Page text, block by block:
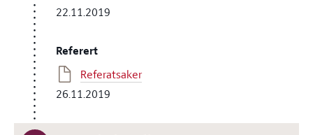
22.11.2019
Referert
Referatsaker
26.11.2019